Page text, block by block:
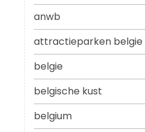
anwb
attractieparken belgie
belgie
belgische kust
belgium